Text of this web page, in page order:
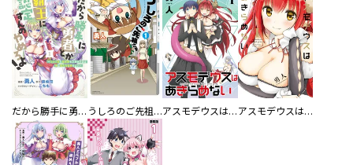
だから勝手に勇者とか覇王に認定すんのやめろよ！～エルフ族も国王様もひれ伏すほど俺は偉大な役割らしい～ うしろのご先祖さま アスモデウスはあきらめない 【連載版】 アスモデウスはあきらめない